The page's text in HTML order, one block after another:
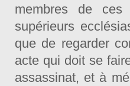
membres de
supérieurs
que de regarder
acte qui doit se
assassinat, et à